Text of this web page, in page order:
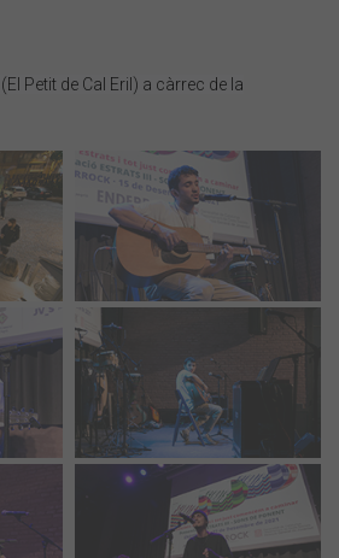
Petit de Cal Eril) a càrrec de la